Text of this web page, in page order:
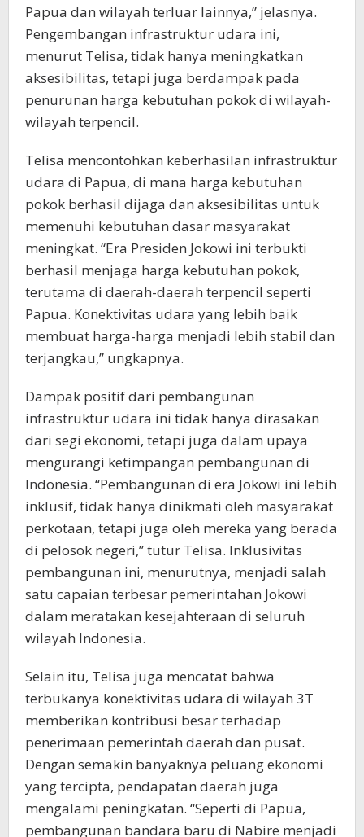
Papua dan wilayah terluar lainnya,” jelasnya.
Pengembangan infrastruktur udara ini,
menurut Telisa, tidak hanya meningkatkan
aksesibilitas, tetapi juga berdampak pada
penurunan harga kebutuhan pokok di wilayah-
wilayah terpencil.
Telisa mencontohkan keberhasilan infrastruktur
udara di Papua, di mana harga kebutuhan
pokok berhasil dijaga dan aksesibilitas untuk
memenuhi kebutuhan dasar masyarakat
meningkat. “Era Presiden Jokowi ini terbukti
berhasil menjaga harga kebutuhan pokok,
terutama di daerah-daerah terpencil seperti
Papua. Konektivitas udara yang lebih baik
membuat harga-harga menjadi lebih stabil dan
terjangkau,” ungkapnya.
Dampak positif dari pembangunan
infrastruktur udara ini tidak hanya dirasakan
dari segi ekonomi, tetapi juga dalam upaya
mengurangi ketimpangan pembangunan di
Indonesia. “Pembangunan di era Jokowi ini lebih
inklusif, tidak hanya dinikmati oleh masyarakat
perkotaan, tetapi juga oleh mereka yang berada
di pelosok negeri,” tutur Telisa. Inklusivitas
pembangunan ini, menurutnya, menjadi salah
satu capaian terbesar pemerintahan Jokowi
dalam meratakan kesejahteraan di seluruh
wilayah Indonesia.
Selain itu, Telisa juga mencatat bahwa
terbukanya konektivitas udara di wilayah 3T
memberikan kontribusi besar terhadap
penerimaan pemerintah daerah dan pusat.
Dengan semakin banyaknya peluang ekonomi
yang tercipta, pendapatan daerah juga
mengalami peningkatan. “Seperti di Papua,
pembangunan bandara baru di Nabire menjadi